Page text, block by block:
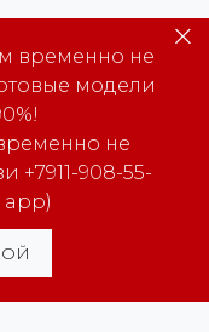
временно не
модели
не
+7911-908-55-
app)